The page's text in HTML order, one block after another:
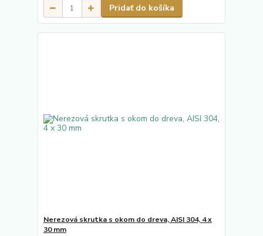
Pridať do košíka
Nerezová skrutka s okom do dreva, AISI 304, 4 x
30 mm